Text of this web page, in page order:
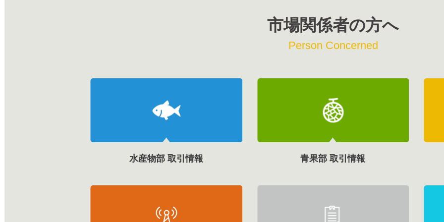
市場関係者の方へ
Person Concerned
水産物部 取引情報 青果部 取引情報